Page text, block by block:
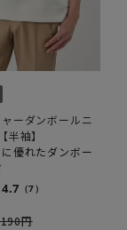
ーダンボールニ
半袖】
優れたダンボー
4.7 （7）
円